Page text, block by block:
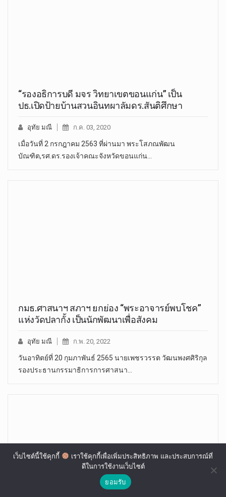
“รองอธิการบดี มจร วิทยาเขตขอนแก่น” เป็น
ปธ.เปิดป้ายบ้านสวนอินทผาลัมดร.สันติศึกษา
อุทัย มณี ก.ค. 03, 2020
เมื่อวันที่ 2 กรกฎาคม 2563 ที่ผ่านมา พระโสภณพัฒน
บัณฑิต,รศ.ดร.รองเจ้าคณะจังหวัดขอนแก่น…
กมธ.ศาสนาฯ สภาฯ ยกย่อง “พระอาจารย์พบโชค”
แห่งวัดปลากั้ง เป็นนักพัฒนาเพื่อสังคม
อุทัย มณี ก.พ. 20, 2022
วันอาทิตย์ที่ 20 กุมภาพันธ์ 2565 นายเพชรวรรต วัฒนพงศศิริกุล
รองประธานกรรมาธิการการศาสนา…
เว็บไซต์นี้ใช้คุกกี้
เราใช้คุกกี้เพื่อเพิ่มประสิทธิภาพ และประสบการณ์ที่
ดีในการใช้งานเว็บไซต์
ยอมรับ